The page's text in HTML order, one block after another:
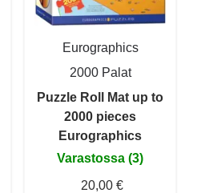
Eurographics
2000 Palat
Puzzle Roll Mat up to
2000 pieces
Eurographics
Varastossa (3)
20,00 €